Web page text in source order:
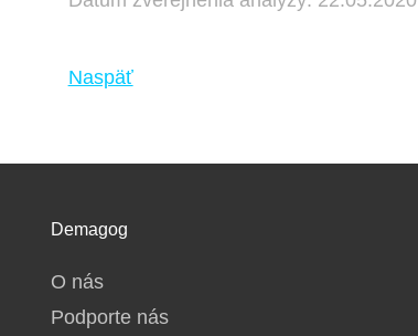
Naspäť
Demagog
O nás
Podporte nás